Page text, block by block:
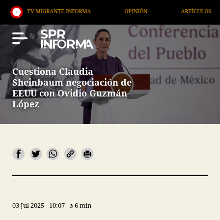
MIGRANTE INFORMA
Cuestiona Claudia
Sheinbaum negociación de
EEUU con Ovidio Guzmán
López
03 Jul 2025 10:07 6 min